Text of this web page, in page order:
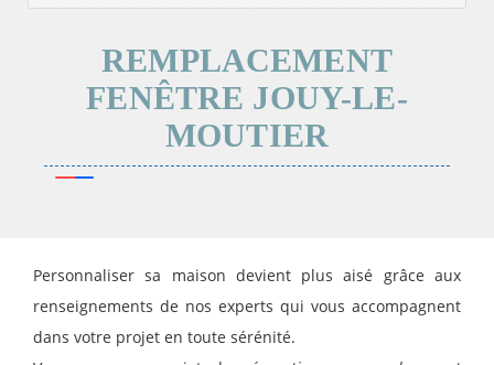
REMPLACEMENT
FENÊTRE JOUY-LE-
MOUTIER
Personnaliser sa maison devient plus aisé grâce aux
renseignements de nos experts qui vous accompagnent
dans votre projet en toute sérénité.